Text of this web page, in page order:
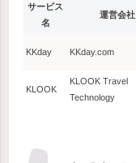
サービス
名
運営会社
KKday KKday.com
KLOOK
KLOOK Travel
Technology